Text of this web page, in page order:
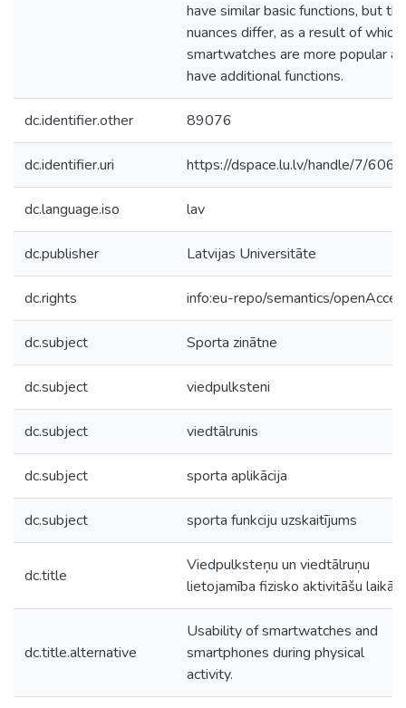
have similar basic functions, but the
nuances differ, as a result of which
smartwatches are more popular
have additional functions.
dc.identifier.other 89076
dc.identifier.uri https://dspace.lu.lv/handle/7/
dc.language.iso lav
dc.publisher Latvijas Universitāte
dc.rights info:eu-repo/semantics/
dc.subject Sporta zinātne
dc.subject viedpulksteni
dc.subject viedtālrunis
dc.subject sporta aplikācija
dc.subject sporta funkciju uzskaitījums
dc.title
Viedpulksteņu un viedtālruņu
lietojamība fizisko aktivitāšu laikā
dc.title.alternative
Usability of smartwatches and
smartphones during physical
activity.